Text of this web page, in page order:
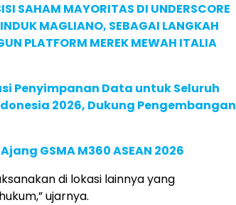
SAHAM MAYORITAS DI UNDERSCORE
MAGLIANO, SEBAGAI LANGKAH
PLATFORM MEREK MEWAH ITALIA
Penyimpanan Data untuk Seluruh
2026, Dukung Pengembangan
GSMA M360 ASEAN 2026
di lokasi lainnya yang
ujarnya.